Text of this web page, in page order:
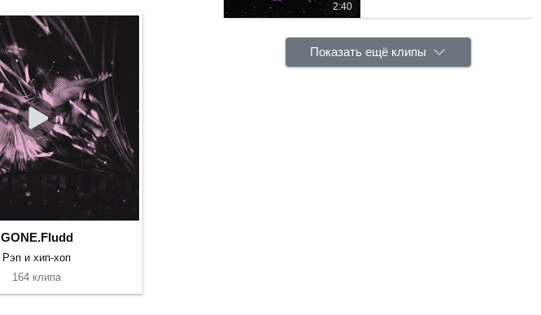
2:40
Показать ещё клипы
GONE.Fludd
Рэп и хип-хоп
164 клипа